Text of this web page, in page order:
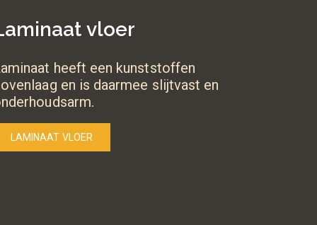
vloer
heeft een kunststoffen
en is daarmee slijtvast en
LAMINAAT VLOER